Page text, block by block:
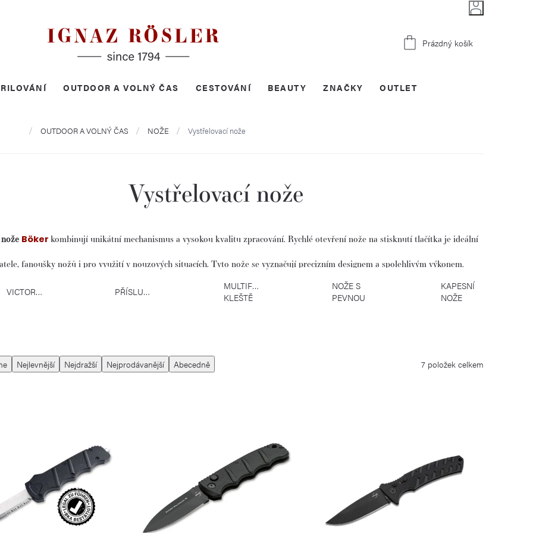
Nákupní
Prázdný košík
OUTDOOR A VOLNÝ ČAS CESTOVÁNÍ BEAUTY OUTLET
ZNAČKY
DomůOUTDOOR A VOLNÝ ČAS NOŽE Vystřelovací nože
Vystřelovací nože
Böker kombinují unikátní mechanismus a vysokou kvalitu zpracování. Rychlé otevření nože na stisknutí tlačítka je ideální
fanoušky nožů i pro využití v nouzových situacích. Tyto nože se vyznačují precizním designem a spolehlivým výkonem.
VICTORINOX PŘÍSLUŠENSTVÍ
MULTIFUNKČNÍ
KLEŠTĚ
NOŽE S
PEVNOU
KAPESNÍ
NOŽE
Nejlevnější Nejdražší Nejprodávanější Abecedně 7 položek celkem